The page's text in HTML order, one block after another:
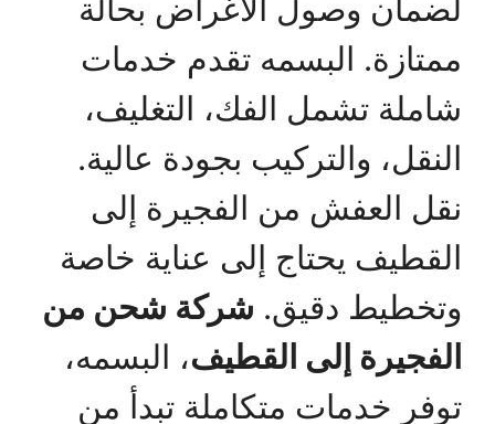
لضمان وصول الأغراض بحالة
ممتازة. البسمه تقدم خدمات
شاملة تشمل الفك، التغليف،
النقل، والتركيب بجودة عالية.
نقل العفش من الفجيرة إلى
القطيف يحتاج إلى عناية خاصة
وتخطيط دقيق. شركة شحن من
الفجيرة إلى القطيف، البسمه،
توفر خدمات متكاملة تبدأ من